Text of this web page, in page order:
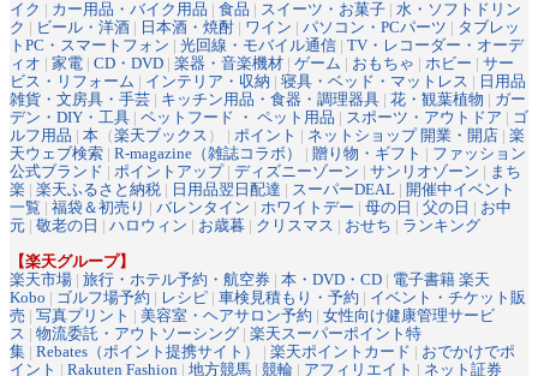
イク | カー用品・バイク用品 | 食品 | スイーツ・お菓子 | 水・ソフトドリン
ク | ビール・洋酒 | 日本酒・焼酎 | ワイン | パソコン・PCパーツ | タブレッ
トPC・スマートフォン | 光回線・モバイル通信 | TV・レコーダー・オーデ
ィオ | 家電 | CD・DVD | 楽器・音楽機材 | ゲーム | おもちゃ | ホビー | サー
ビス・リフォーム | インテリア・収納 | 寝具・ベッド・マットレス | 日用品
雑貨・文房具・手芸 | キッチン用品・食器・調理器具 | 花・観葉植物 | ガー
デン・DIY・工具 | ペットフード ・ ペット用品 | スポーツ・アウトドア | ゴ
ルフ用品 | 本 （楽天ブックス ） | ポイント | ネットショップ 開業・開店 | 楽
天ウェブ検索 | R-magazine（雑誌コラボ） | 贈り物・ギフト | ファッション
公式ブランド | ポイントアップ| ディズニーゾーン | サンリオゾーン | まち
楽 | 楽天ふるさと納税 | 日用品翌日配達 | スーパーDEAL | 開催中イベント
一覧 | 福袋＆初売り | バレンタイン | ホワイトデー | 母の日 | 父の日 | お中
元 | 敬老の日 | ハロウィン | お歳暮 | クリスマス | おせち | ランキング
【楽天グループ】
楽天市場 | 旅行・ホテル予約・航空券 | 本・DVD・CD | 電子書籍 楽天
Kobo | ゴルフ場予約 | レシピ | 車検見積もり・予約 | イベント・チケット販
売 | 写真プリント | 美容室・ヘアサロン予約 | 女性向け健康管理サービ
ス | 物流委託・アウトソーシング | 楽天スーパーポイント特
集 | Rebates（ポイント提携サイト） | 楽天ポイントカード | おでかけでポ
イント | Rakuten Fashion | 地方競馬 | 競輪 | アフィリエイト | ネット証券